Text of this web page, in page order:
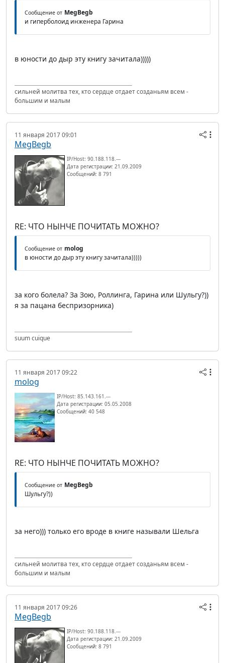
Сообщение от MegBegb
и гиперболоид инженера Гарина
в юности до дыр эту книгу зачитала)))))
сильней молитва тех, кто сердце отдает созданьям всем -
большим и малым
11 января 2017 09:01
MegBegb
IP/Host: 90.188.118.---
Дата регистрации: 21.09.2009
Сообщений: 8 791
RE: ЧТО НЫНЧЕ ПОЧИТАТЬ МОЖНО?
Сообщение от molog
в юности до дыр эту книгу зачитала)))))
за кого болела? За Зою, Роллинга, Гарина или Шульгу?))
я за пацана беспризорника)
suum cuique
11 января 2017 09:22
molog
IP/Host: 85.143.161.---
Дата регистрации: 05.05.2008
Сообщений: 40 548
RE: ЧТО НЫНЧЕ ПОЧИТАТЬ МОЖНО?
Сообщение от MegBegb
Шульгу?))
за него))) только его вроде в книге называли Шельга
сильней молитва тех, кто сердце отдает созданьям всем -
большим и малым
11 января 2017 09:26
MegBegb
IP/Host: 90.188.118.---
Дата регистрации: 21.09.2009
Сообщений: 8 791